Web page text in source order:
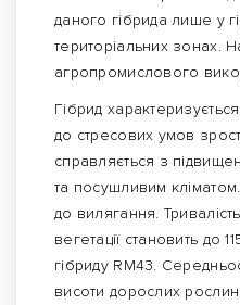
даного гібрида лише у
територіальних зонах.
агропромислового
Гібрид
до стресових умов
справляється з
та посушливим
до вилягання.
вегетації становить до
гібриду RM43.
висоти дорослих